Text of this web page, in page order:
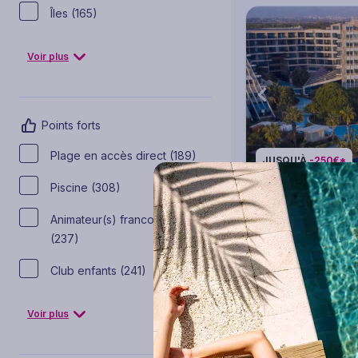
Îles (165)
Voir plus
Points forts
Plage en accès direct (189)
Piscine (308)
Animateur(s) francophone(s)
(237)
Club enfants (241)
Voir plus
JUSQU'À-250€*
Hôtel Mondi
5
Voyage Turquie -
4 à 21 nuits
Dès 888
/pers.
pour 5 jours / 4